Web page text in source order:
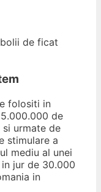
de ficat
folositi in
de
urmate de
stimulare a
mediu al unei
jur de 30.000
in